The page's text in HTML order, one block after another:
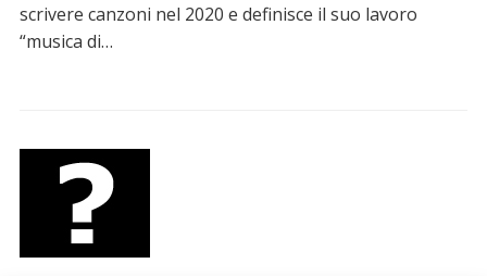
scrivere canzoni nel 2020 e definisce il suo lavoro
“musica di…